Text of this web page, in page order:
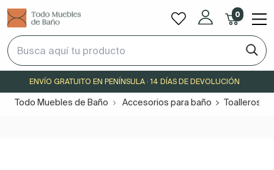
0
ENVÍO GRATUITO EN PENÍNSULA · 14 DÍAS DE DEVOLUCIÓN
Todo Muebles de Baño Accesorios para baño Toalleros